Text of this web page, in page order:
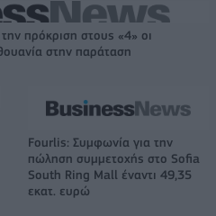
πρόκριση στους «4» οι
στην παράταση
Fourlis: Συμφωνία για την
πώληση συμμετοχής στο Sofia
South Ring Mall έναντι 49,35
εκατ. ευρώ